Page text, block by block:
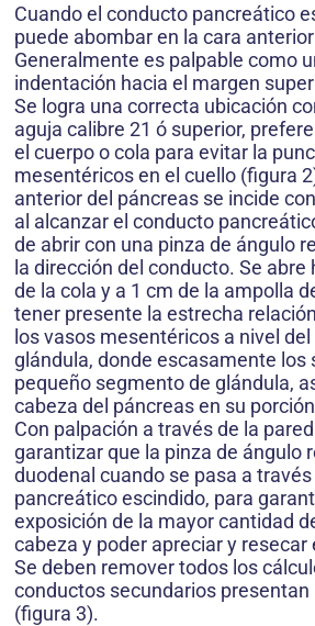
Cuando el conducto pancreático
puede abombar en la cara
Generalmente es palpable como
indentación hacia el margen
Se logra una correcta ubicación
aguja calibre 21 ó superior,
el cuerpo o cola para evitar la
mesentéricos en el cuello (figura
anterior del páncreas se incide
al alcanzar el conducto
de abrir con una pinza de ángulo
la dirección del conducto. Se abre
de la cola y a 1 cm de la ampolla
tener presente la estrecha
los vasos mesentéricos a nivel del
glándula, donde escasamente los
pequeño segmento de glándula,
cabeza del páncreas en su
Con palpación a través de la
garantizar que la pinza de ángulo
duodenal cuando se pasa a
pancreático escindido, para
exposición de la mayor cantidad
cabeza y poder apreciar y
Se deben remover todos los
conductos secundarios
(figura 3).